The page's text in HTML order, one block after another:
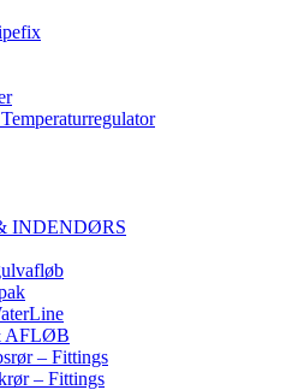
INDENDØRS
AFLØB
– Fittings
– Fittings